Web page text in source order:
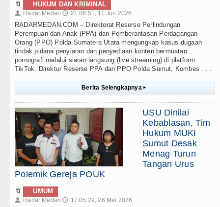
🔖 HUKUM DAN KRIMINAL
👤 Radar Medan 🕔 21:06:51, 11 Jun 2026
RADARMEDAN.COM – Direktorat Reserse Perlindungan
Perempuan dan Anak (PPA) dan Pemberantasan Perdagangan
Orang (PPO) Polda Sumatera Utara mengungkap kasus dugaan
tindak pidana penyiaran dan penyediaan konten bermuatan
pornografi melalui siaran langsung (live streaming) di platform
TikTok. Direktur Reserse PPA dan PPO Polda Sumut, Kombes . . .
Berita Selengkapnya ▸
USU Dinilai
Kebablasan, Tim
Hukum MUKI
Sumut Desak
Menag Turun
Tangan Urus
Polemik Gereja POUK
🔖 UMUM
👤 Radar Medan 🕔 17:05:29, 26 Mei 2026